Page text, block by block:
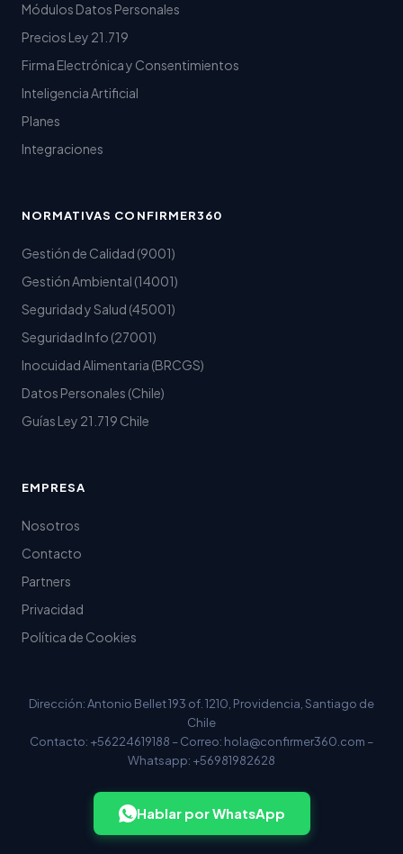
Módulos Datos Personales
Precios Ley 21.719
Firma Electrónica y Consentimientos
Inteligencia Artificial
Planes
Integraciones
NORMATIVAS CONFIRMER360
Gestión de Calidad (9001)
Gestión Ambiental (14001)
Seguridad y Salud (45001)
Seguridad Info (27001)
Inocuidad Alimentaria (BRCGS)
Datos Personales (Chile)
Guías Ley 21.719 Chile
EMPRESA
Nosotros
Contacto
Partners
Privacidad
Política de Cookies
Dirección: Antonio Bellet 193 of. 1210, Providencia, Santiago de
Chile
Contacto: +56224619188 – Correo: hola@confirmer360.com –
Whatsapp: +56981982628
Hablar por WhatsApp